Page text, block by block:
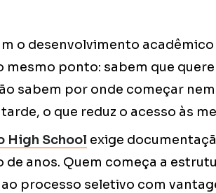
o desenvolvimento
mesmo ponto: sabem que
sabem por onde começar
o que reduz o acesso às
High School exige
anos. Quem começa a
processo seletivo com